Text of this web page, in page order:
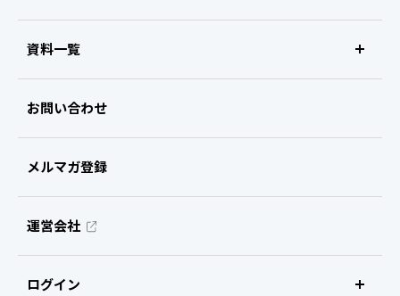
ビザスクnow
ビザスクweb展示会
資料一覧
サービス紹介資料
お役立ち資料
お問い合わせ
メルマガ登録
運営会社
ログイン